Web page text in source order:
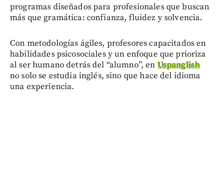
programas diseñados para profesionales que buscan
más que gramática: confianza, fluidez y solvencia.
Con metodologías ágiles, profesores capacitados en
habilidades psicosociales y un enfoque que prioriza
al ser humano detrás del “alumno”, en Uspanglish
no solo se estudia inglés, sino que hace del idioma
una experiencia.